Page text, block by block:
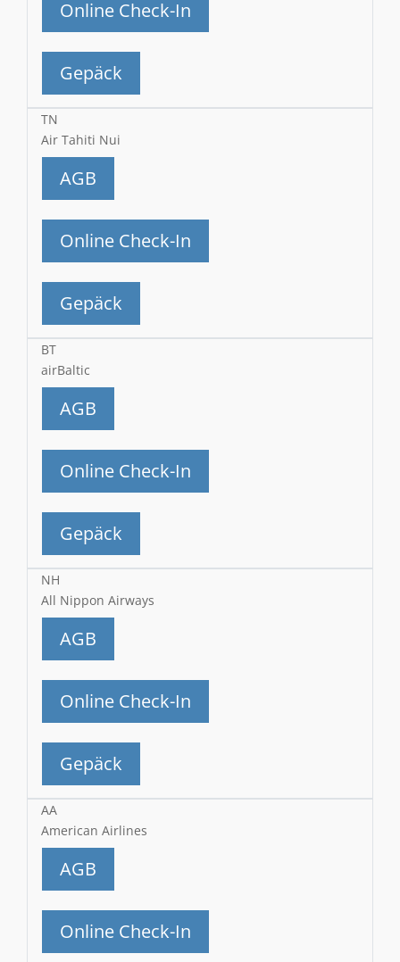
Online Check-In
Gepäck
TN
Air Tahiti Nui
AGB
Online Check-In
Gepäck
BT
airBaltic
AGB
Online Check-In
Gepäck
NH
All Nippon Airways
AGB
Online Check-In
Gepäck
AA
American Airlines
AGB
Online Check-In